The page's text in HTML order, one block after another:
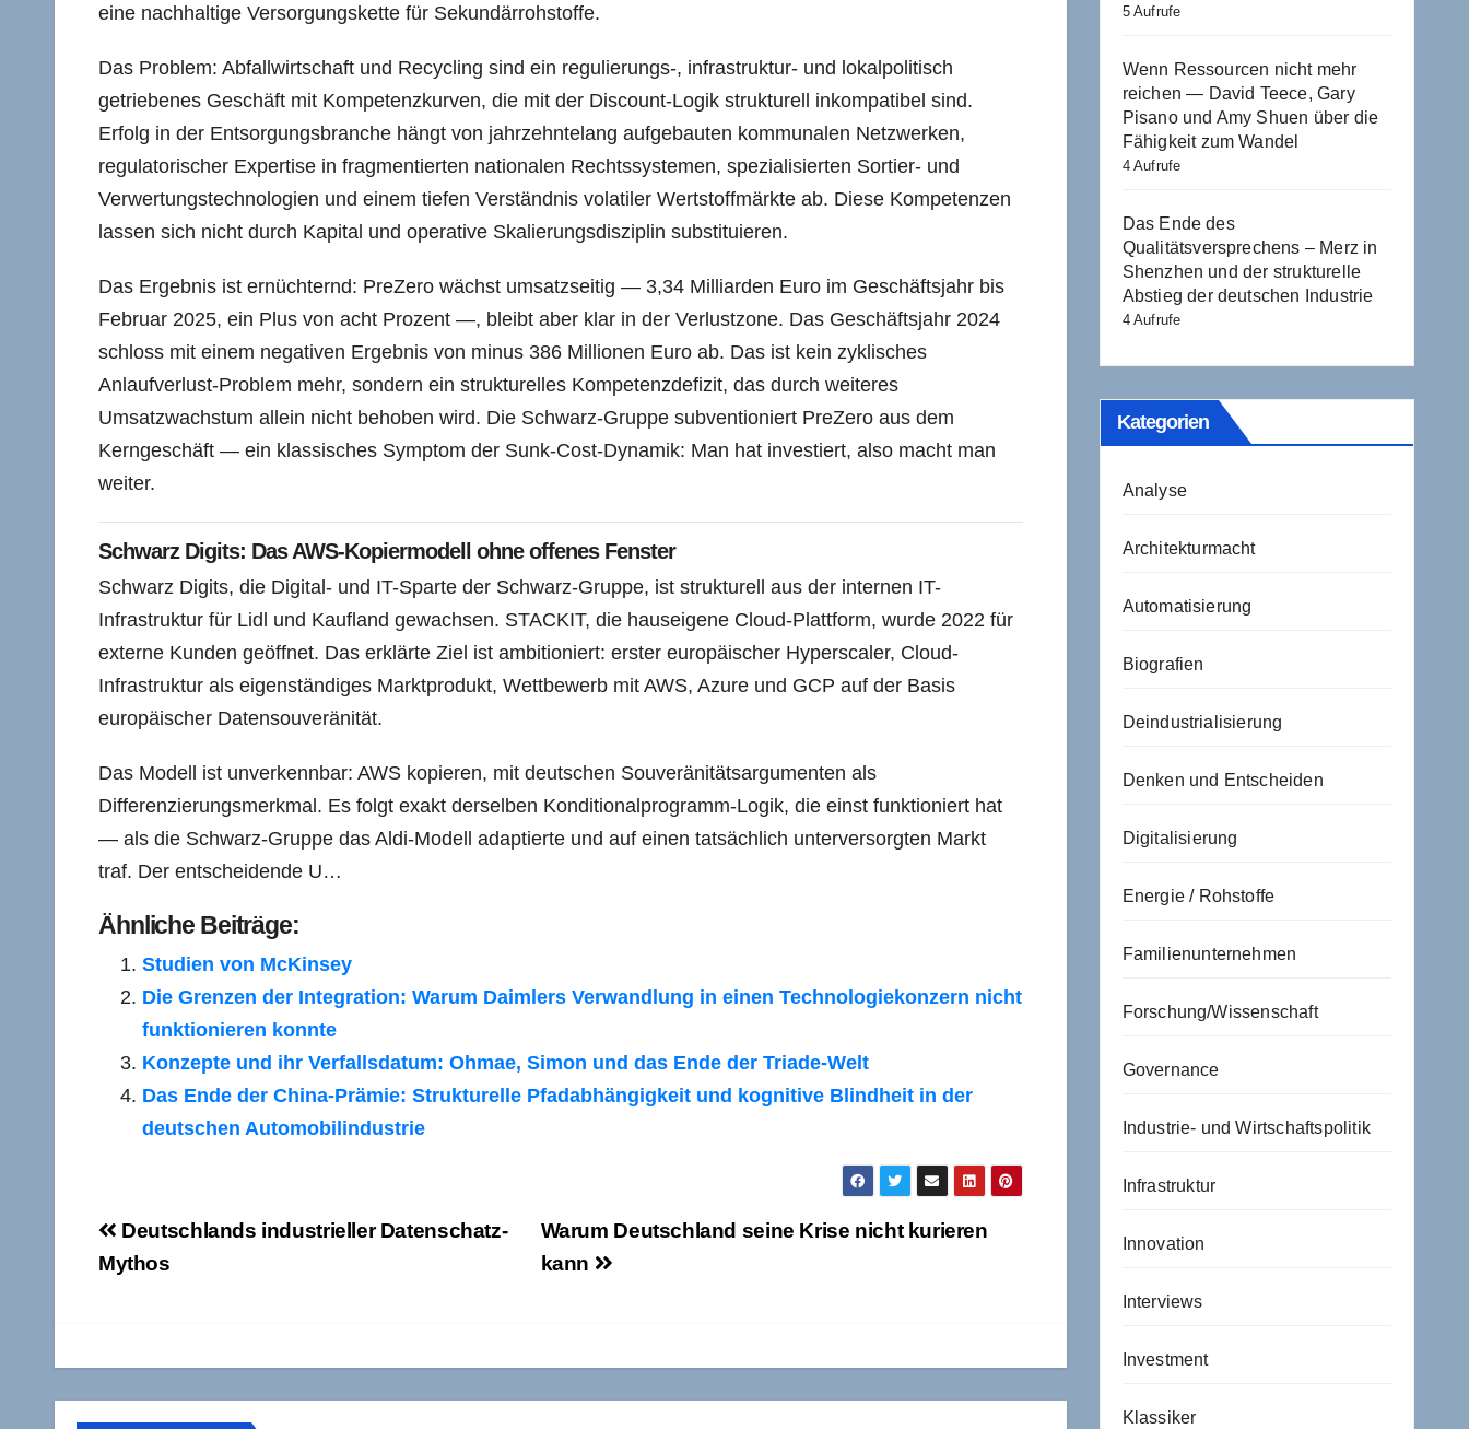
eine nachhaltige Versorgungskette für Sekundärrohstoffe.
Das Problem: Abfallwirtschaft und Recycling sind ein regulierungs-, infrastruktur- und lokalpolitisch
getriebenes Geschäft mit Kompetenzkurven, die mit der Discount-Logik strukturell inkompatibel sind.
Erfolg in der Entsorgungsbranche hängt von jahrzehntelang aufgebauten kommunalen Netzwerken,
regulatorischer Expertise in fragmentierten nationalen Rechtssystemen, spezialisierten Sortier- und
Verwertungstechnologien und einem tiefen Verständnis volatiler Wertstoffmärkte ab. Diese Kompetenzen
lassen sich nicht durch Kapital und operative Skalierungsdisziplin substituieren.
Das Ergebnis ist ernüchternd: PreZero wächst umsatzseitig — 3,34 Milliarden Euro im Geschäftsjahr bis
Februar 2025, ein Plus von acht Prozent —, bleibt aber klar in der Verlustzone. Das Geschäftsjahr 2024
schloss mit einem negativen Ergebnis von minus 386 Millionen Euro ab. Das ist kein zyklisches
Anlaufverlust-Problem mehr, sondern ein strukturelles Kompetenzdefizit, das durch weiteres
Umsatzwachstum allein nicht behoben wird. Die Schwarz-Gruppe subventioniert PreZero aus dem
Kerngeschäft — ein klassisches Symptom der Sunk-Cost-Dynamik: Man hat investiert, also macht man
weiter.
Schwarz Digits: Das AWS-Kopiermodell ohne offenes Fenster
Schwarz Digits, die Digital- und IT-Sparte der Schwarz-Gruppe, ist strukturell aus der internen IT-
Infrastruktur für Lidl und Kaufland gewachsen. STACKIT, die hauseigene Cloud-Plattform, wurde 2022 für
externe Kunden geöffnet. Das erklärte Ziel ist ambitioniert: erster europäischer Hyperscaler, Cloud-
Infrastruktur als eigenständiges Marktprodukt, Wettbewerb mit AWS, Azure und GCP auf der Basis
europäischer Datensouveränität.
Das Modell ist unverkennbar: AWS kopieren, mit deutschen Souveränitätsargumenten als
Differenzierungsmerkmal. Es folgt exakt derselben Konditionalprogramm-Logik, die einst funktioniert hat
— als die Schwarz-Gruppe das Aldi-Modell adaptierte und auf einen tatsächlich unterversorgten Markt
traf. Der entscheidende U…
Ähnliche Beiträge:
Studien von McKinsey
Die Grenzen der Integration: Warum Daimlers Verwandlung in einen Technologiekonzern nicht
funktionieren konnte
Konzepte und ihr Verfallsdatum: Ohmae, Simon und das Ende der Triade-Welt
Das Ende der China-Prämie: Strukturelle Pfadabhängigkeit und kognitive Blindheit in der
deutschen Automobilindustrie
Beitragsnavigation
Warum Deutschland seine Krise nicht kurieren
kann
Deutschlands industrieller Datenschatz-
Mythos
5 Aufrufe
Wenn Ressourcen nicht mehr
reichen — David Teece, Gary
Pisano und Amy Shuen über die
Fähigkeit zum Wandel
4 Aufrufe
Das Ende des
Qualitätsversprechens – Merz in
Shenzhen und der strukturelle
Abstieg der deutschen Industrie
4 Aufrufe
Kategorien
Analyse
Architekturmacht
Automatisierung
Biografien
Deindustrialisierung
Denken und Entscheiden
Digitalisierung
Energie / Rohstoffe
Familienunternehmen
Forschung/Wissenschaft
Governance
Industrie- und Wirtschaftspolitik
Infrastruktur
Innovation
Interviews
Investment
Klassiker